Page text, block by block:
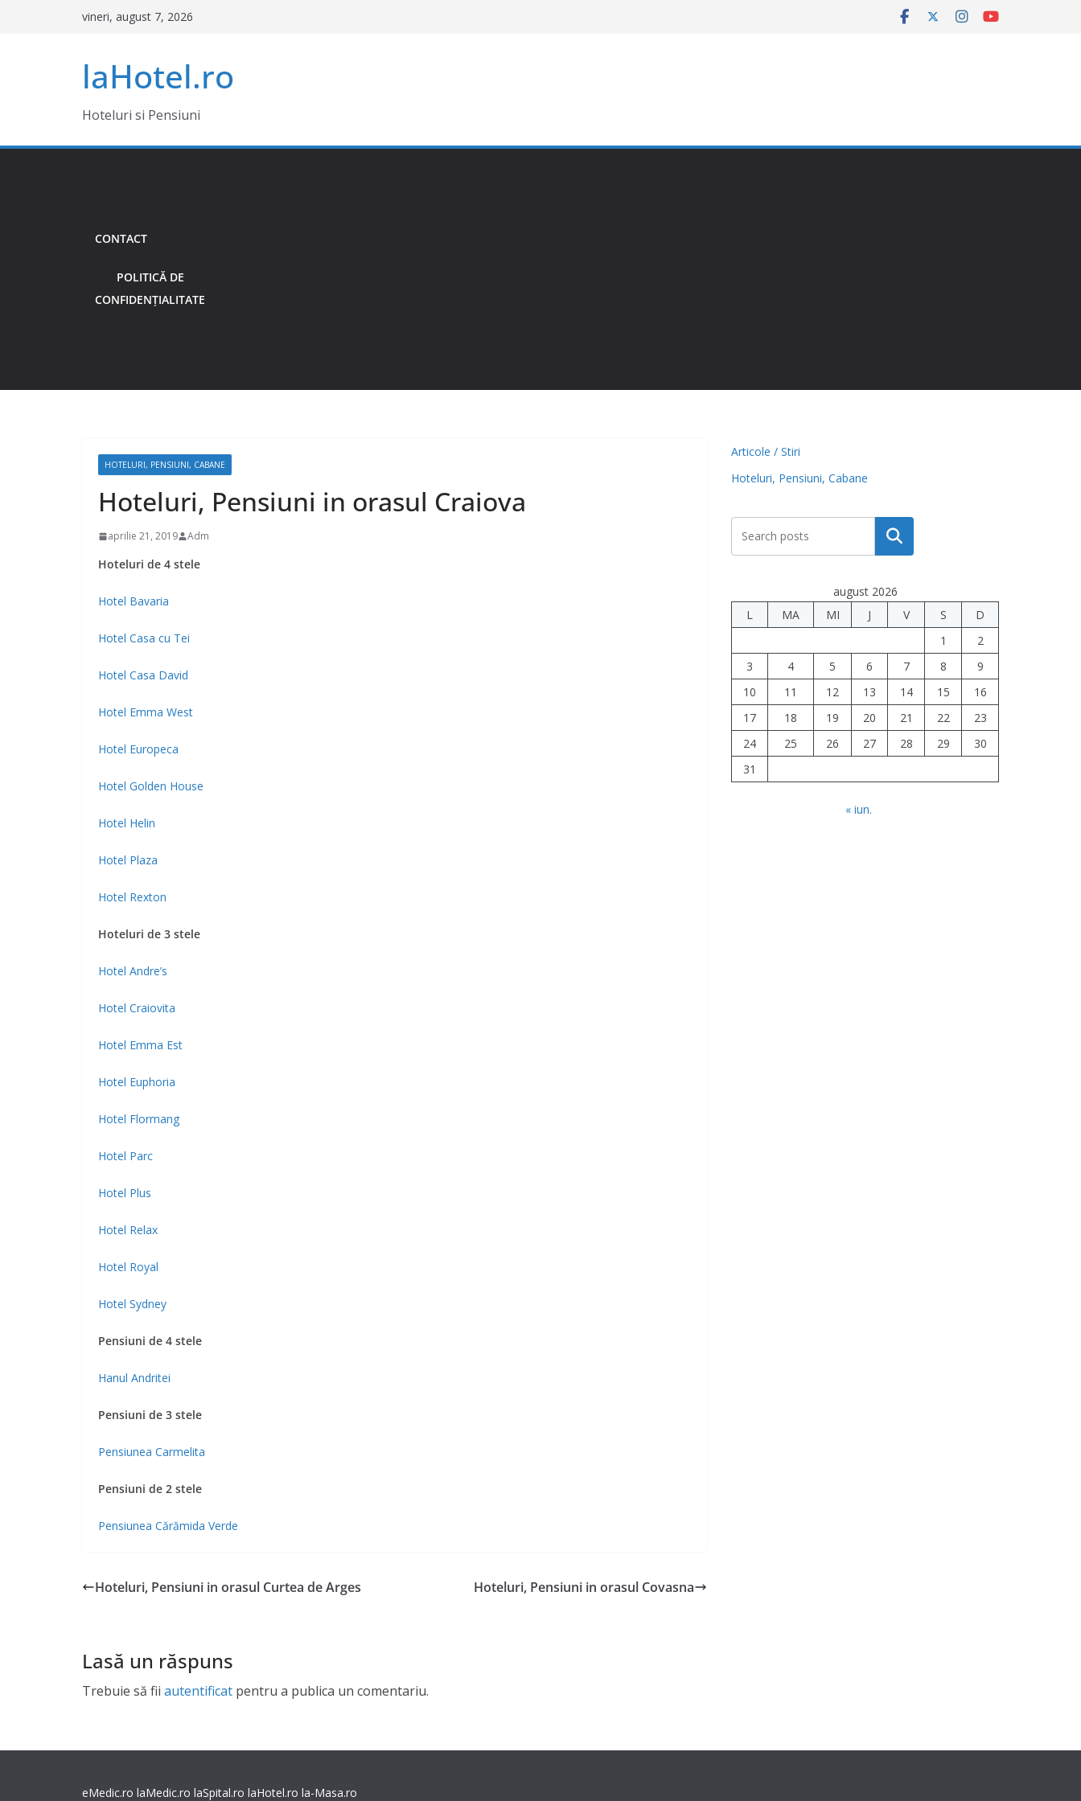
vineri, august 7, 2026
laHotel.ro
Hoteluri si Pensiuni
CONTACT
POLITICĂ DE
CONFIDENȚIALITATE
HOTELURI, PENSIUNI, CABANE
Hoteluri, Pensiuni in orasul Craiova
aprilie 21, 2019 Adm
Hoteluri de 4 stele
Hotel Bavaria
Hotel Casa cu Tei
Hotel Casa David
Hotel Emma West
Hotel Europeca
Hotel Golden House
Hotel Helin
Hotel Plaza
Hotel Rexton
Hoteluri de 3 stele
Hotel Andre’s
Hotel Craiovita
Hotel Emma Est
Hotel Euphoria
Hotel Flormang
Hotel Parc
Hotel Plus
Hotel Relax
Hotel Royal
Hotel Sydney
Pensiuni de 4 stele
Hanul Andritei
Pensiuni de 3 stele
Pensiunea Carmelita
Pensiuni de 2 stele
Pensiunea Cărămida Verde
Hoteluri, Pensiuni in orasul Curtea de Arges Hoteluri, Pensiuni in orasul Covasna
Lasă un răspuns
Trebuie să fii autentificat pentru a publica un comentariu.
Articole / Stiri
Hoteluri, Pensiuni, Cabane
Caută
august 2026
L
MA MI J V S
D
1
2
3
4 5 6 7 8
9
10
11 12 13 14 15
16
17
18 19 20 21 22
23
24
25 26 27 28 29
30
31
« iun.
eMedic.ro laMedic.ro laSpital.ro laHotel.ro la-Masa.ro